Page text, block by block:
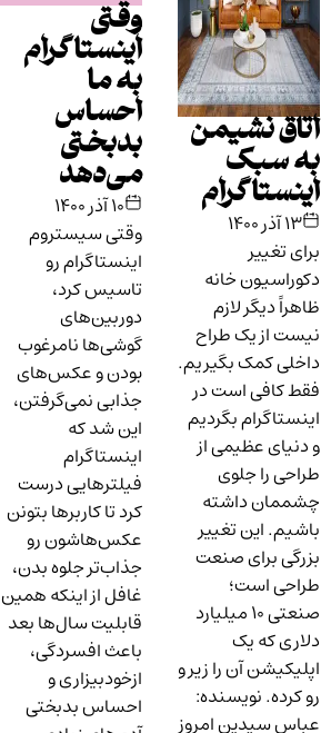
اتاق نشیمن
به سبک
اینستاگرام
۱۳ آذر ۱۴۰۰
برای تغییر
دکوراسیون خانه
ظاهراً دیگر لازم
نیست از یک طراح
داخلی کمک بگیریم.
فقط کافی است در
اینستاگرام بگردیم
و دنیای عظیمی از
طراحی را جلوی
چشممان داشته
باشیم. این تغییر
بزرگی برای صنعت
طراحی است؛
صنعتی ۱۰ میلیارد
دلاری که یک
اپلیکیشن آن را زیر و
رو کرده. نویسنده:
عباس سیدین امروز
وقتی
اینستاگرام
به ما
احساس
بدبختی
می‌دهد
۱۰ آذر ۱۴۰۰
وقتی سیستروم
اینستاگرام رو
تاسیس کرد،
دوربین‌های
گوشی‌ها نامرغوب
بودن و عکس‌های
جذابی نمی‌گرفتن،
این شد که
اینستاگرام
فیلترهایی درست
کرد تا کاربرها بتونن
عکس‌هاشون رو
جذاب‌تر جلوه بدن،
غافل از اینکه همین
قابلیت سال‌ها بعد
باعث افسردگی،
ازخودبیزاری و
احساس بدبختی